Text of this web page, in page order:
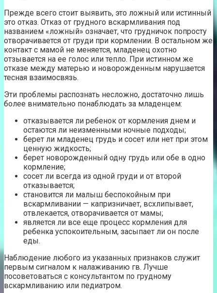
Прежде всего стоит выявить, это ложный или истинный
это отказ. Отказ от грудного вскармливания под
названием «ложный» означает, что грудничок попросту
отворачивается от груди при кормлении. В остальном же
контакт с мамой не меняется, младенец охотно
отзывается на ее голос или тепло. При истинном же
отказе между матерью и новорожденным нарушается
тесная взаимосвязь.
Эти проблемы распознать несложно, достаточно лишь
более внимательно понаблюдать за младенцем:
отказывается ли ребенок от кормления днем и
остаются ли неизменными ночные подходы;
берет ли младенец грудь и сосет или нет при этом
ценную жидкость;
берет новорожденный одну грудь или обе в одно
кормление;
сосет ли всегда из одной груди и от второй
отказывается;
становится ли малыш беспокойным при
вскармливании — капризничает, всхлипывает,
отвлекается, отворачивается от мамы;
является ли все еще процесс кормления для
ребенка успокоительным, засыпает ли он после
еды.
Наблюдение любого из указанных признаков служит
первым сигналом к налаживанию гв. Лучше
посоветоваться с консультантом по грудному
вскармливанию или педиатром.